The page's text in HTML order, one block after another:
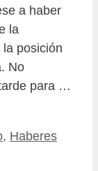
a haber
la
posición
No
para …
, Haberes